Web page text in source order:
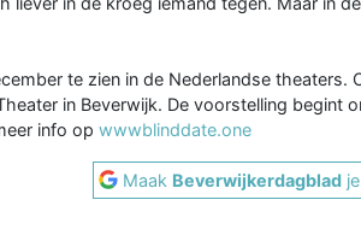
te zien in de Nederlandse theaters.
in Beverwijk. De voorstelling begint
info op wwwblinddate.one
Maak Beverwijkerdagblad